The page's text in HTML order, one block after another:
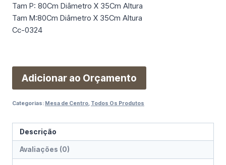
Tam P: 80Cm Diâmetro X 35Cm Altura
Tam M:80Cm Diâmetro X 35Cm Altura
Cc-0324
Adicionar ao Orçamento
Categorias: Mesa de Centro, Todos Os Produtos
Descrição
Avaliações (0)